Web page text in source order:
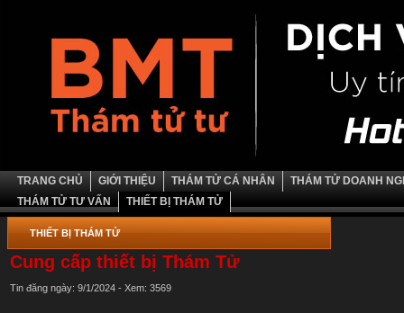
TRANG CHỦ GIỚI THIỆU THÁM TỬ CÁ NHÂN
THÁM TỬ DOANH
THÁM TỬ TƯ VẤN
THIẾT BỊ THÁM TỬ
THIẾT BỊ THÁM TỬ
Cung cấp thiết bị Thám Tử
Tin đăng ngày: 9/1/2024 - Xem: 3569